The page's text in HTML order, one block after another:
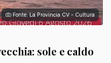
Fonte: La Provincia CV - Cultura
sole e caldo